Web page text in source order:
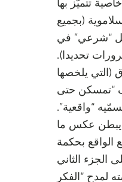
تتميّز بها
(بجميع
“شرعي” في
تحديدا).
(التي يلخصها
“تمسكن حتى
“واقعية”.
يبطن عكس ما
الواقع بحكمة
الجزء الثاني
لمدح “الفكر